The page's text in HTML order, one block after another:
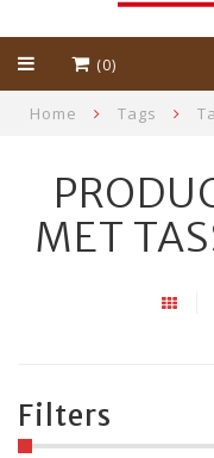
(0)
Home Tags
MET
Filters